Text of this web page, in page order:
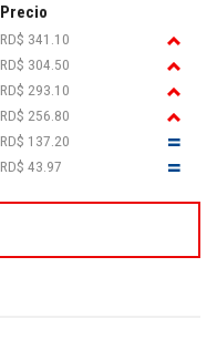
Precio
RD$ 341.10
RD$ 304.50
RD$ 293.10
RD$ 256.80
RD$ 137.20
RD$ 43.97